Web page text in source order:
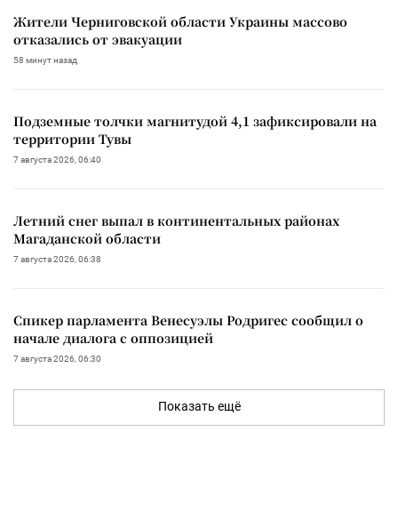
Жители Черниговской области Украины массово
отказались от эвакуации
58 минут назад
Подземные толчки магнитудой 4,1 зафиксировали на
территории Тувы
7 августа 2026, 06:40
Летний снег выпал в континентальных районах
Магаданской области
7 августа 2026, 06:38
Спикер парламента Венесуэлы Родригес сообщил о
начале диалога с оппозицией
7 августа 2026, 06:30
Показать ещё